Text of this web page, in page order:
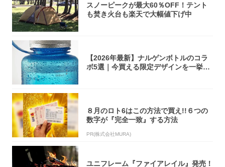
スノーピークが最大60％OFF！テント
も焚き火台も楽天で大幅値下げ中
【2026年最新】ナルゲンボトルのコラ
ボ5選｜今買える限定デザインを一挙紹
８月のロト6はこの方法で買え!!６つの
数字が『完全一致』する方法
PR(株式会社MURA)
ユニフレーム『ファイアレイル』発売！